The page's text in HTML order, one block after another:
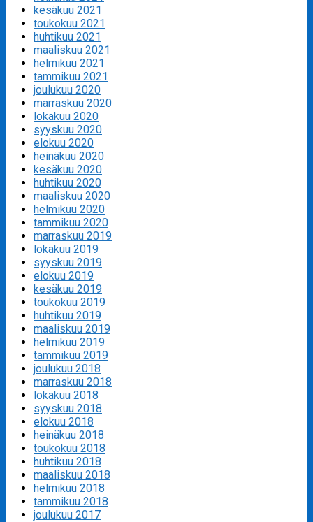
kesäkuu 2021
toukokuu 2021
huhtikuu 2021
maaliskuu 2021
helmikuu 2021
tammikuu 2021
joulukuu 2020
marraskuu 2020
lokakuu 2020
syyskuu 2020
elokuu 2020
heinäkuu 2020
kesäkuu 2020
huhtikuu 2020
maaliskuu 2020
helmikuu 2020
tammikuu 2020
marraskuu 2019
lokakuu 2019
syyskuu 2019
elokuu 2019
kesäkuu 2019
toukokuu 2019
huhtikuu 2019
maaliskuu 2019
helmikuu 2019
tammikuu 2019
joulukuu 2018
marraskuu 2018
lokakuu 2018
syyskuu 2018
elokuu 2018
heinäkuu 2018
toukokuu 2018
huhtikuu 2018
maaliskuu 2018
helmikuu 2018
tammikuu 2018
joulukuu 2017